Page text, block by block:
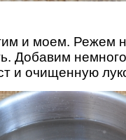
и моем. Режем
Добавим
и очищенную